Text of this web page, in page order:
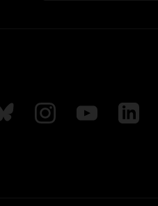
nous sur Bluesky
Suivez nous sur
Suivez nous